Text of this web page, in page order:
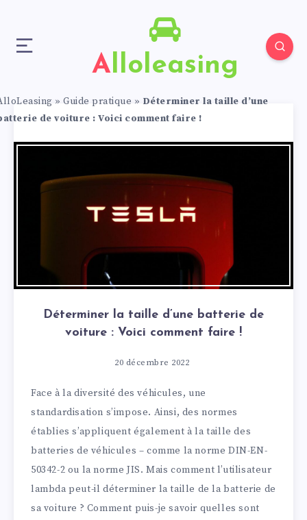
Alloleasing
» Guide pratique » Déterminer la taille d’une
de voiture : Voici comment faire !
Déterminer la taille d’une batterie de
voiture : Voici comment faire !
20 décembre 2022
Face à la diversité des véhicules, une
standardisation s’impose. Ainsi, des normes
établies s’appliquent également à la taille des
batteries de véhicules – comme la norme DIN-EN-
50342-2 ou la norme JIS. Mais comment l’utilisateur
lambda peut-il déterminer la taille de la batterie de
sa voiture ? Comment puis-je savoir quelles sont